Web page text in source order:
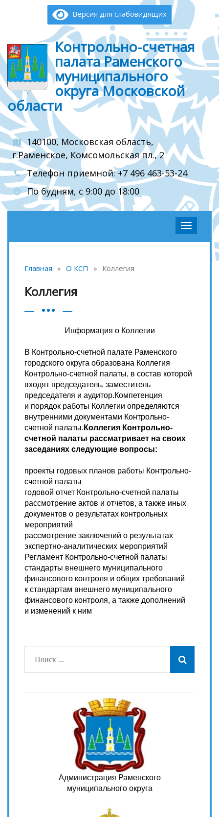
Версия для слабовидящих
Контрольно-счетная
палата Раменского
муниципального
округа Московской
области
140100, Московская область,
г.Раменское, Комсомольская пл., 2
Телефон приемной: +7 496 463-53-24
По будням, с 9:00 до 18:00
Главная » О КСП » Коллегия
Коллегия
Информация о Коллегии
В Контрольно-счетной палате Раменского
городского округа образована Коллегия
Контрольно-счетной палаты, в состав которой
входят председатель, заместитель
председателя и аудитор.Компетенция
и порядок работы Коллегии определяются
внутренними документами Контрольно-
счетной палаты. Коллегия Контрольно-
счетной палаты рассматривает на своих
заседаниях следующие вопросы:
проекты годовых планов работы Контрольно-
счетной палаты
годовой отчет Контрольно-счетной палаты
рассмотрение актов и отчетов, а также иных
документов о результатах контрольных
мероприятий
рассмотрение заключений о результатах
экспертно-аналитических мероприятий
Регламент Контрольно-счетной палаты
стандарты внешнего муниципального
финансового контроля и общих требований
к стандартам внешнего муниципального
финансового контроля, а также дополнений
и изменений к ним
Администрация Раменского
муниципального округа